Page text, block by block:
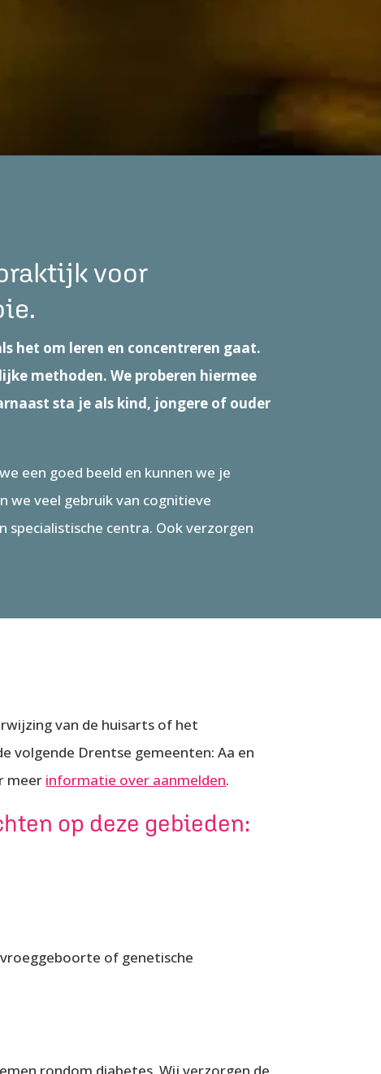
voor
het om leren en concentreren gaat.
methoden. We proberen hiermee
sta je als kind, jongere of ouder
een goed beeld en kunnen we je
we veel gebruik van cognitieve
specialistische centra. Ook verzorgen
van de huisarts of het
volgende Drentse gemeenten: Aa en
meer informatie over aanmelden.
op deze gebieden:
of genetische